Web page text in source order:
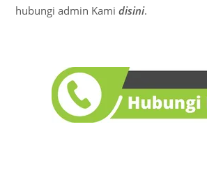
hubungi admin Kamidisini.